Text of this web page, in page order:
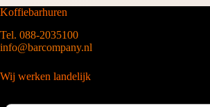
Koffiebarhuren
Tel. 088-2035100
info@barcompany.nl
Wij werken landelijk